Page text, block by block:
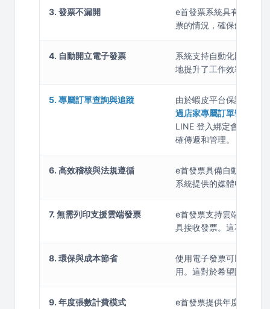
3. 發票不漏開
e首發票系統具有自動稽
票的情況，確保銷售記
4. 自動開立電子發票
系統支持自動化開立電
地提升了工作效率，並
5. 專屬訂單查詢與追蹤
由於蝦皮平台保護消費
過店家專屬訂單號碼查
LINE 登入綁定會員載具
確傳遞和管理。
6. 高效稽核與法規遵循
e首發票具備自動化稽核
系統提供的媒體申報功
7. 無需列印支援雲端發票
e首發票支持雲端發票功
具接收發票。這不僅節
8. 環保與成本節省
使用電子發票可以大幅
用。這對於希望降低成
9. 年度張數計費模式
e首發票提供年度張數計